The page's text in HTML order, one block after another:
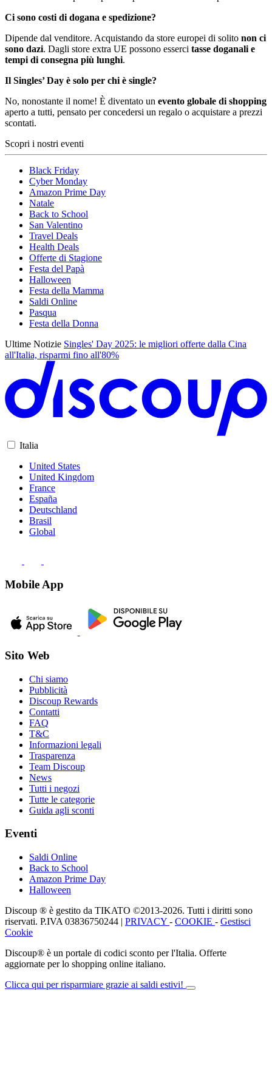
Ci sono costi di dogana e spedizione?
Dipende dal venditore. Acquistando da store europei di solito non ci
sono dazi. Dagli store extra UE possono esserci tasse doganali e
tempi di consegna più lunghi.
Il Singles’ Day è solo per chi è single?
No, nonostante il nome! È diventato un evento globale di shopping
aperto a tutti, pensato per concedersi un regalo o acquistare a prezzi
scontati.
Scopri i nostri eventi
Black Friday
Cyber Monday
Amazon Prime Day
Natale
Back to School
San Valentino
Travel Deals
Health Deals
Offerte di Stagione
Festa del Papà
Halloween
Festa della Mamma
Saldi Online
Pasqua
Festa della Donna
Ultime Notizie Singles' Day 2025: le migliori offerte dalla Cina
all'Italia, risparmi fino all'80%
Italia
United States
United Kingdom
France
España
Deutschland
Brasil
Global
Mobile App
Sito Web
Chi siamo
Pubblicità
Discoup Rewards
Contatti
FAQ
T&C
Informazioni legali
Trasparenza
Team Discoup
News
Tutti i negozi
Tutte le categorie
Guida agli sconti
Eventi
Saldi Online
Back to School
Amazon Prime Day
Halloween
Discoup ® è gestito da TIKATO ©2013-2026. Tutti i diritti sono
riservati. P.IVA 03836750244 | PRIVACY - COOKIE - Gestisci
Cookie
Discoup® è un portale di codici sconto per l'Italia. Offerte
aggiornate per lo shopping online italiano.
Clicca qui per risparmiare grazie ai saldi estivi!